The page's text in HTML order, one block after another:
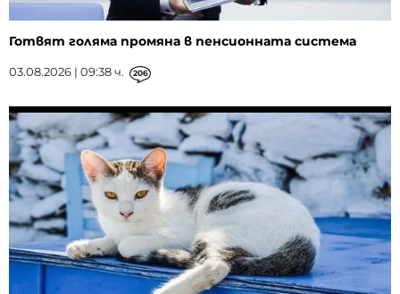
Готвят голяма промяна в пенсионната система
03.08.2026 | 09:38 ч. 206